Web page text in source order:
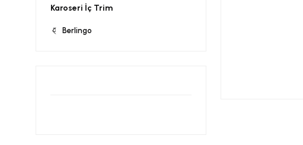
Karoseri İç Trim
Berlingo